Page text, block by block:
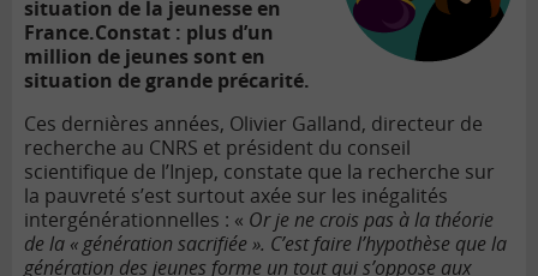
situation de la jeunesse en
France.Constat : plus d’un
million de jeunes sont en
situation de grande précarité.
Ces dernières années, Olivier Galland, directeur de
recherche au CNRS et président du conseil
scientifique de l’Injep, constate que la recherche sur
la pauvreté s’est surtout axée sur les inégalités
intergénérationnelles : « Or je ne crois pas à la théorie
de la « génération sacrifiée ». C’est faire l’hypothèse que la
génération des jeunes forme un tout qui s’oppose aux